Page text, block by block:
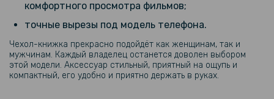
комфортного просмотра фильмов;
точные вырезы под модель телефона.
Чехол-книжка прекрасно подойдёт как женщинам, так и
мужчинам. Каждый владелец останется доволен выбором
этой модели. Аксессуар стильный, приятный на ощупь и
компактный, его удобно и приятно держать в руках.